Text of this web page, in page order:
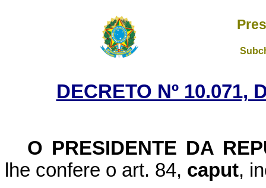
DECRETO Nº 10.071,
O PRESIDENTE DA
lhe confere o art. 84, caput,